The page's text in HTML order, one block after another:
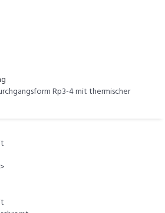
Rp3-4 mit thermischer